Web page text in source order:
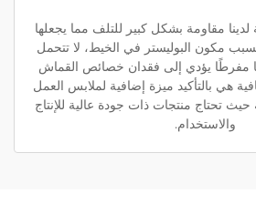
لدينا مقاومة بشكل كبير للتلف مما يجعلها
مكون البوليستر في الخيط، لا تتحمل
مفرطًا يؤدي إلى فقدان خصائص القماش
هي بالتأكيد ميزة إضافية لملابس العمل
حيث تحتاج منتجات ذات جودة عالية للإنتاج
والاستخدام.